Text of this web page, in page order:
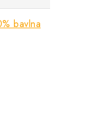
bavlna